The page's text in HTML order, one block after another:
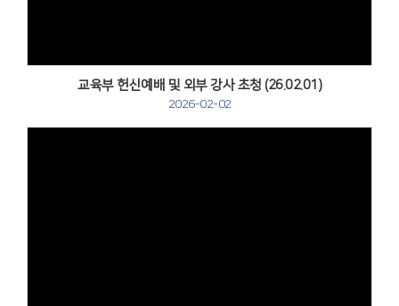
교육부 헌신예배 및 외부 강사 초청 (26.02.01)
2026-02-02